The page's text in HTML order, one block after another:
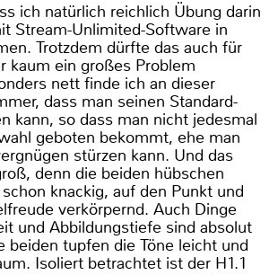
ich natürlich reichlich Übung darin
Stream-Unlimited-Software in
Trotzdem dürfte das auch für
kaum ein großes Problem
nett finde ich an dieser
dass man seinen Standard-
kann, so dass man nicht jedesmal
geboten bekommt, ehe man
stürzen kann. Und das
denn die beiden hübschen
knackig, auf den Punkt und
verkörpernd. Auch Dinge
und Abbildungstiefe sind absolut
beiden tupfen die Töne leicht und
Isoliert betrachtet ist der H1.1